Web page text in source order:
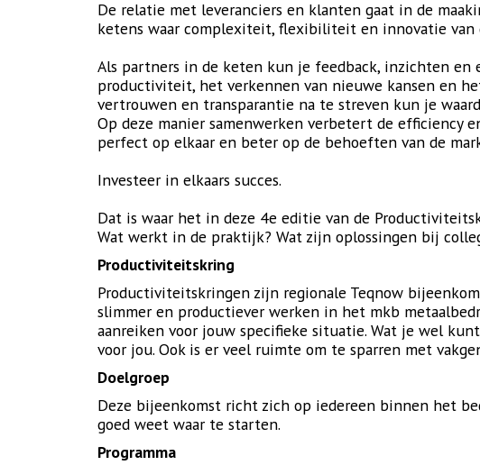
De relatie met leveranciers en klanten gaat in de
ketens waar complexiteit, flexibiliteit en innovatie van
Als partners in de keten kun je feedback, inzichten en
productiviteit, het verkennen van nieuwe kansen en
vertrouwen en transparantie na te streven kun je
Op deze manier samenwerken verbetert de efficiency
perfect op elkaar en beter op de behoeften van de
Investeer in elkaars succes.
Dat is waar het in deze 4e editie van de
Wat werkt in de praktijk? Wat zijn oplossingen bij
Productiviteitskring
Productiviteitskringen zijn regionale Teqnow
slimmer en productiever werken in het mkb
aanreiken voor jouw specifieke situatie. Wat je wel
voor jou. Ook is er veel ruimte om te sparren met
Doelgroep
Deze bijeenkomst richt zich op iedereen binnen het
goed weet waar te starten.
Programma